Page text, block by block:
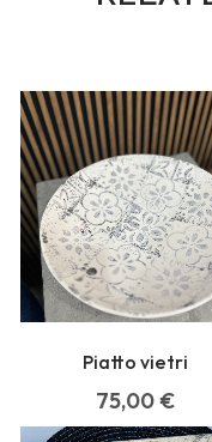
Piatto vietri
75,00€